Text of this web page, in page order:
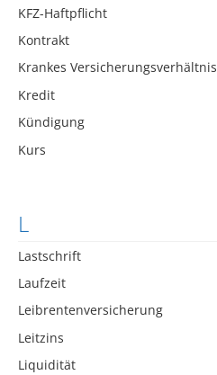
KFZ-Haftpflicht
Kontrakt
Krankes Versicherungsverhältnis
Kredit
Kündigung
Kurs
L
Lastschrift
Laufzeit
Leibrentenversicherung
Leitzins
Liquidität